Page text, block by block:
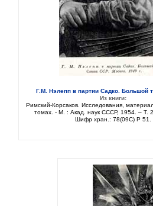
Г.М. Нэлепп в партии Садко. Большой
Из книги:
Римский-Корсаков. Исследования,
томах. - М. : Акад. наук СССР, 1954. – Т.
Шифр хран.: 78(09C) Р 51.